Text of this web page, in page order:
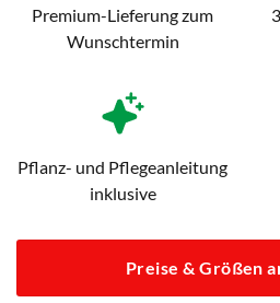
Premium-Lieferung zum
Wunschtermin
Pflanz- und Pflegeanleitung
inklusive
Preise & Größen